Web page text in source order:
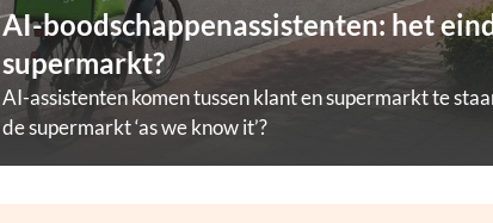
AI-boodschappenassistenten: het
supermarkt?
AI-assistenten komen tussen klant en supermarkt te
de supermarkt ‘as we know it’?